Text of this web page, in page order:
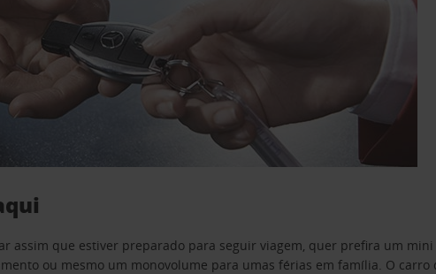
assim que estiver preparado para seguir viagem, quer prefira um
ou mesmo um monovolume para umas férias em família. O